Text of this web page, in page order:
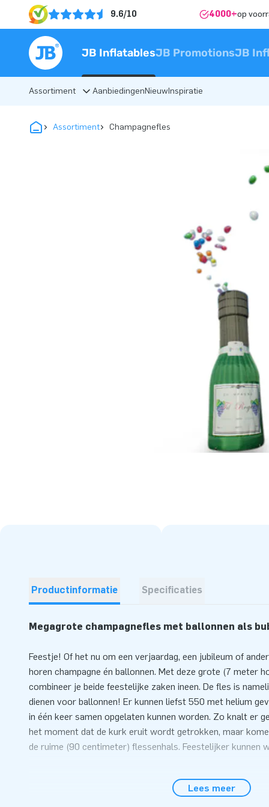
9.6/10 4000+op
JB InflatablesJB PromotionsJB
Assortiment AanbiedingenNieuwInspiratie
Assortiment Champagnefles
Productinformatie Specificaties
Megagrote champagnefles met ballonnen als
Feestje! Of het nu om een verjaardag, een jubileum of
horen champagne én ballonnen. Met deze grote (7 meter
combineer je beide feestelijke zaken ineen. De fles is
dienen voor ballonnen! Er kunnen liefst 550 met helium
in één keer samen opgelaten kunnen worden. Zo knalt er
het moment dat de kurk eruit wordt getrokken, maar
de ruime (90 centimeter) flessenhals. Feestelijker kunnen
Ook het opzetten is een feestje
Lees meer